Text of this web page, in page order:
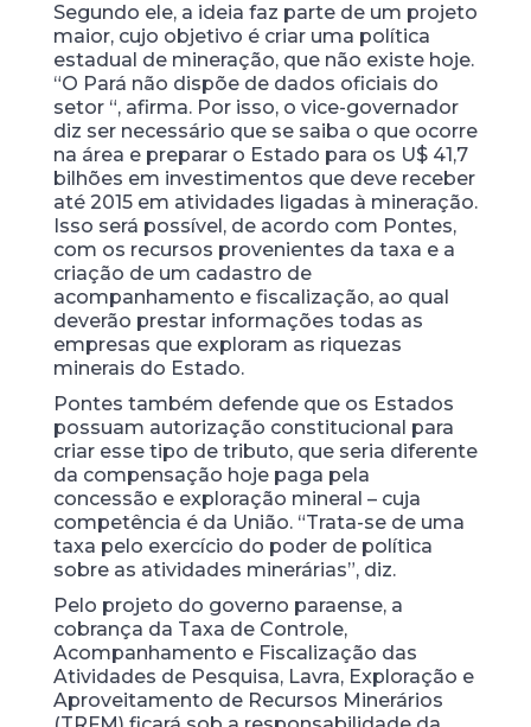
Segundo ele, a ideia faz parte de um projeto
maior, cujo objetivo é criar uma política
estadual de mineração, que não existe hoje.
“O Pará não dispõe de dados oficiais do
setor “, afirma. Por isso, o vice-governador
diz ser necessário que se saiba o que ocorre
na área e preparar o Estado para os U$ 41,7
bilhões em investimentos que deve receber
até 2015 em atividades ligadas à mineração.
Isso será possível, de acordo com Pontes,
com os recursos provenientes da taxa e a
criação de um cadastro de
acompanhamento e fiscalização, ao qual
deverão prestar informações todas as
empresas que exploram as riquezas
minerais do Estado.
Pontes também defende que os Estados
possuam autorização constitucional para
criar esse tipo de tributo, que seria diferente
da compensação hoje paga pela
concessão e exploração mineral – cuja
competência é da União. “Trata-se de uma
taxa pelo exercício do poder de política
sobre as atividades minerárias”, diz.
Pelo projeto do governo paraense, a
cobrança da Taxa de Controle,
Acompanhamento e Fiscalização das
Atividades de Pesquisa, Lavra, Exploração e
Aproveitamento de Recursos Minerários